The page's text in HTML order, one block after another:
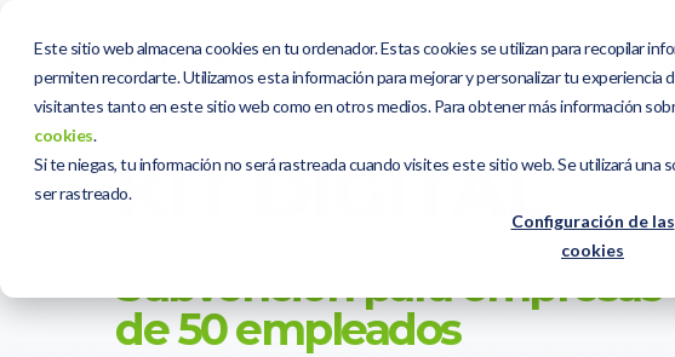
Este sitio web almacena cookies en tu ordenador. Estas cookies se utilizan para recopilar
permiten recordarte. Utilizamos esta información para mejorar y personalizar tu experiencia
visitantes tanto en este sitio web como en otros medios. Para obtener más información
cookies.
Si te niegas, tu información no será rastreada cuando visites este sitio web. Se utilizará una
ser rastreado.
Configuración de las
cookies
KIT DIGITAL
Subvención para empresas
de 50 empleados